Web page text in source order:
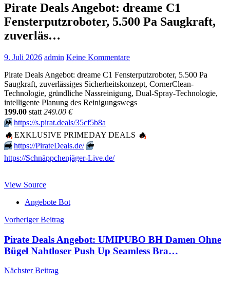
Pirate Deals Angebot: dreame C1
Fensterputzroboter, 5.500 Pa Saugkraft,
zuverläs…
9. Juli 2026 admin Keine Kommentare
Pirate Deals Angebot: dreame C1 Fensterputzroboter, 5.500 Pa
Saugkraft, zuverlässiges Sicherheitskonzept, CornerClean-
Technologie, gründliche Nassreinigung, Dual-Spray-Technologie,
intelligente Planung des Reinigungswegs
199.00 statt 249.00 €
⏩️ https://s.pirat.deals/35cf5b8a
🔥 EXKLUSIVE PRIMEDAY DEALS 🔥
➡️ https://PirateDeals.de/ ⬅️
https://Schnäppchenjäger-Live.de/
View Source
Angebote Bot
Beitragsnavigation
Vorheriger Beitrag
Pirate Deals Angebot: UMIPUBO BH Damen Ohne
Bügel Nahtloser Push Up Seamless Bra…
Nächster Beitrag